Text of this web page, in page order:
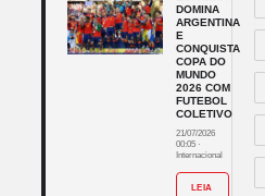
DOMINA
ARGENTINA
E
CONQUISTA
COPA DO
MUNDO
2026 COM
FUTEBOL
COLETIVO
21/07/2026
00:05 ·
Internacional
LEIA